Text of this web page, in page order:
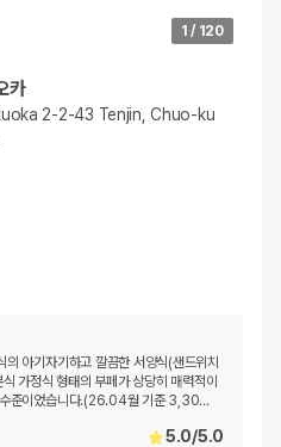
1 / 120
카
2-2-43 Tenjin, Chuo-ku
아기자기하고 깔끔한 서양식(샌드위치
가정식 형태의 부페가 상당히 매력적이
수준이었습니다.(26.04월 기준 3,30…
5.0/5.0